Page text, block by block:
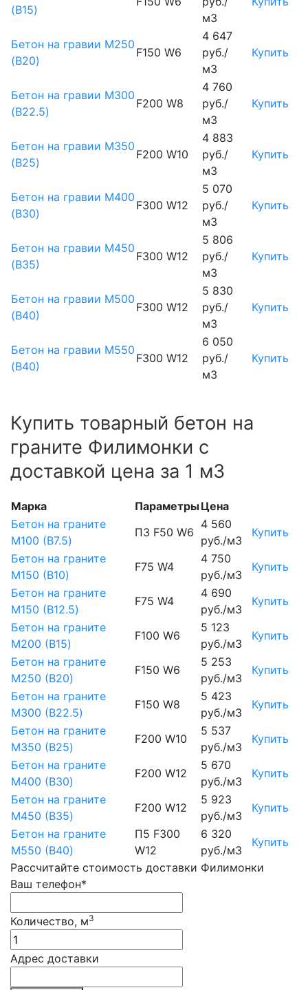
(B15)
м3
Бетон на гравии М250
(B20)
F150 W6
4 647
руб./
м3
Купить
Бетон на гравии М300
(B22.5)
F200 W8
4 760
руб./
м3
Купить
Бетон на гравии М350
(B25)
F200 W10
4 883
руб./
м3
Купить
Бетон на гравии М400
(B30)
F300 W12
5 070
руб./
м3
Купить
Бетон на гравии М450
(В35)
F300 W12
5 806
руб./
м3
Купить
Бетон на гравии М500
(В40)
F300 W12
5 830
руб./
м3
Купить
Бетон на гравии М550
(В40)
F300 W12
6 050
руб./
м3
Купить
Купить товарный бетон на
граните Филимонки с
доставкой цена за 1 м3
Марка ПараметрыЦена
Бетон на граните
М100 (B7.5)
П3 F50 W6
4 560
руб./м3
Купить
Бетон на граните
М150 (B10)
F75 W4
4 750
руб./м3
Купить
Бетон на граните
М150 (B12.5)
F75 W4
4 690
руб./м3
Купить
Бетон на граните
М200 (B15)
F100 W6
5 123
руб./м3
Купить
Бетон на граните
М250 (B20)
F150 W6
5 253
руб./м3
Купить
Бетон на граните
М300 (B22.5)
F150 W8
5 423
руб./м3
Купить
Бетон на граните
М350 (B25)
F200 W10
5 537
руб./м3
Купить
Бетон на граните
М400 (B30)
F200 W12
5 670
руб./м3
Купить
Бетон на граните
М450 (B35)
F200 W12
5 923
руб./м3
Купить
Бетон на граните
М550 (B40)
П5 F300
W12
6 320
руб./м3
Купить
Рассчитайте стоимость доставки Филимонки
Ваш телефон*
Количество, м3
Адрес доставки